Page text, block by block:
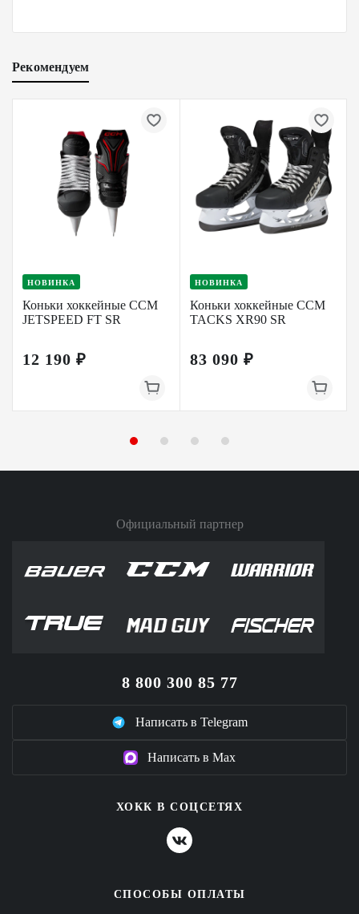
Рекомендуем
НОВИНКА
Коньки хоккейные CCM
JETSPEED FT SR
12 190 ₽
НОВИНКА
Коньки хоккейные CCM
TACKS XR90 SR
83 090 ₽
Официальный партнер
8 800 300 85 77
Написать в Telegram
Написать в Max
ХОКК В СОЦСЕТЯХ
СПОСОБЫ ОПЛАТЫ